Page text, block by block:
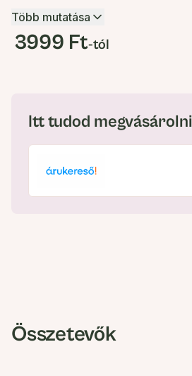
Több mutatása
3999 Ft-tól
Itt tudod megvásárolni
Összetevők